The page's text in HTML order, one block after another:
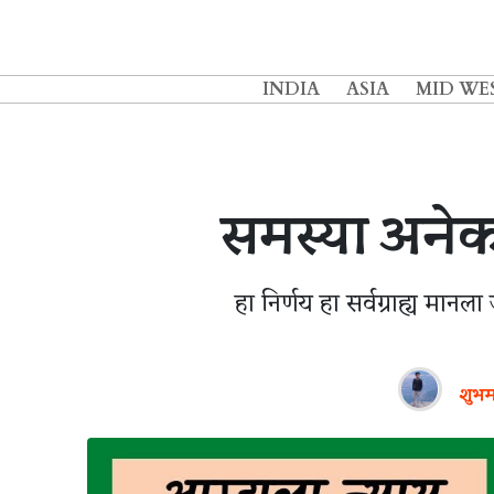
INDIA ASIA MID
समस्या
हा निर्णय हा सर्वग्राह्य